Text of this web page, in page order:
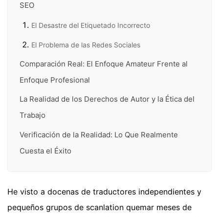
SEO
El Desastre del Etiquetado Incorrecto
El Problema de las Redes Sociales
Comparación Real: El Enfoque Amateur Frente al
Enfoque Profesional
La Realidad de los Derechos de Autor y la Ética del
Trabajo
Verificación de la Realidad: Lo Que Realmente
Cuesta el Éxito
He visto a docenas de traductores independientes y
pequeños grupos de scanlation quemar meses de